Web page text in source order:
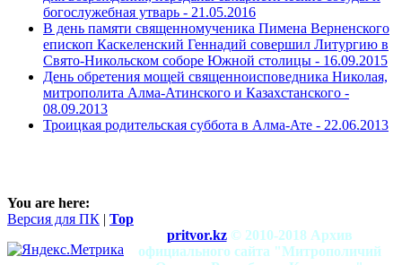
богослужебная утварь - 21.05.2016
В день памяти священномученика Пимена Верненского
епископ Каскеленский Геннадий совершил Литургию в
Свято-Никольском соборе Южной столицы - 16.09.2015
День обретения мощей священноисповедника Николая,
митрополита Алма-Атинского и Казахстанского -
08.09.2013
Троицкая родительская суббота в Алма-Ате - 22.06.2013
You are here:
Версия для ПК | Top
pritvor.kz © 2010-2018 Архив
официального сайта "Митрополичий